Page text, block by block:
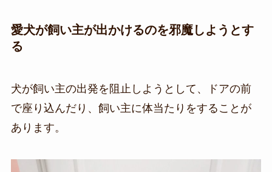
愛犬が飼い主が出かけるのを邪魔しようとす
る
犬が飼い主の出発を阻止しようとして、ドアの前
で座り込んだり、飼い主に体当たりをすることが
あります。